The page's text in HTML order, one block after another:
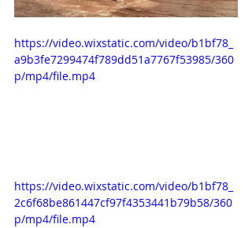
https://video.wixstatic.com/video/b1bf78_
a9b3fe7299474f789dd51a7767f53985/360
p/mp4/file.mp4
https://video.wixstatic.com/video/b1bf78_
2c6f68be861447cf97f4353441b79b58/360
p/mp4/file.mp4